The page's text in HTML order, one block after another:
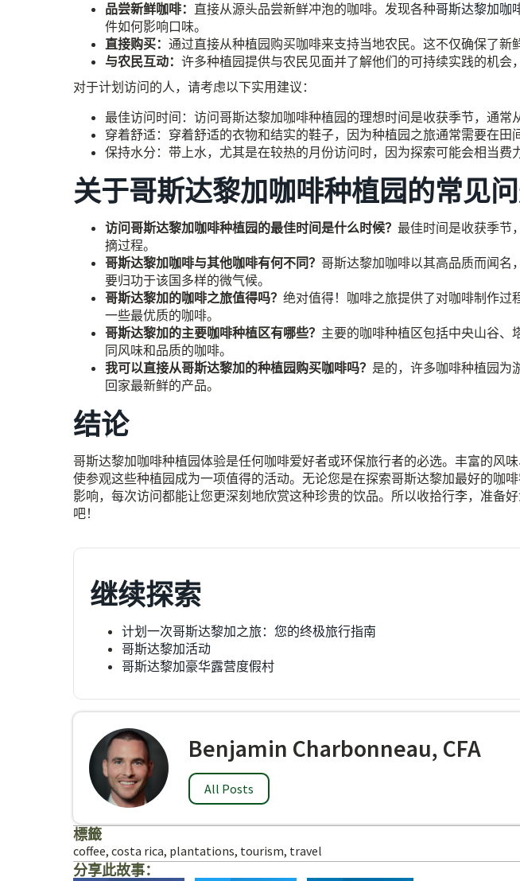
品尝新鲜咖啡： 直接从源头品尝新鲜冲泡的咖啡。发现各种哥斯达黎加咖
件如何影响口味。
直接购买： 通过直接从种植园购买咖啡来支持当地农民。这不仅确保了新
与农民互动： 许多种植园提供与农民见面并了解他们的可持续实践的机会
对于计划访问的人，请考虑以下实用建议：
最佳访问时间：访问哥斯达黎加咖啡种植园的理想时间是收获季节，通常
穿着舒适：穿着舒适的衣物和结实的鞋子，因为种植园之旅通常需要在田
保持水分：带上水，尤其是在较热的月份访问时，因为探索可能会相当费力
关于哥斯达黎加咖啡种植园的常见
访问哥斯达黎加咖啡种植园的最佳时间是什么时候？ 最佳时间是收获季节
摘过程。
哥斯达黎加咖啡与其他咖啡有何不同？ 哥斯达黎加咖啡以其高品质而闻名
要归功于该国多样的微气候。
哥斯达黎加的咖啡之旅值得吗？ 绝对值得！咖啡之旅提供了对咖啡制作过
一些最优质的咖啡。
哥斯达黎加的主要咖啡种植区有哪些？ 主要的咖啡种植区包括中央山谷、
同风味和品质的咖啡。
我可以直接从哥斯达黎加的种植园购买咖啡吗？ 是的，许多咖啡种植园为
回家最新鲜的产品。
结论
哥斯达黎加咖啡种植园体验是任何咖啡爱好者或环保旅行者的必选。丰富的风
使参观这些种植园成为一项值得的活动。无论您是在探索哥斯达黎加最好的咖
影响，每次访问都能让您更深刻地欣赏这种珍贵的饮品。所以收拾行李，准备
吧！
继续探索
计划一次哥斯达黎加之旅：您的终极旅行指南
哥斯达黎加活动
哥斯达黎加豪华露营度假村
Benjamin Charbonneau, CFA
All Posts
標籤
coffee, costa rica, plantations, tourism, travel
分享此故事：